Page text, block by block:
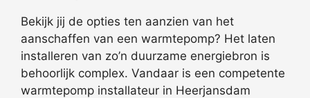
Bekijk jij de opties ten aanzien van het
aanschaffen van een warmtepomp? Het laten
installeren van zo’n duurzame energiebron is
behoorlijk complex. Vandaar is een competente
warmtepomp installateur in Heerjansdam